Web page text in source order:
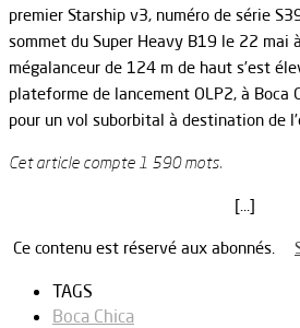
premier Starship v3, numéro de série
sommet du Super Heavy B19 le 22 mai
mégalanceur de 124 m de haut s’est
plateforme de lancement OLP2, à Boca
pour un vol suborbital à destination de
Cet article compte 1 590 mots.
[…]
Ce contenu est réservé aux abonnés.
TAGS
Boca Chica